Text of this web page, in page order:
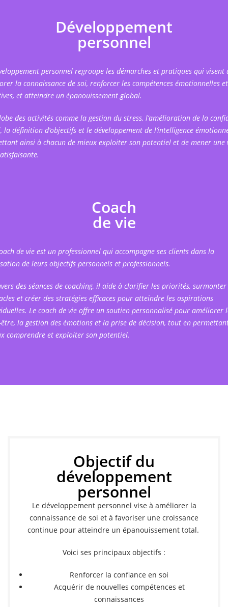
Développement
personnel
personnel regroupe les démarches et pratiques qui visent
la connaissance de soi, renforcer les compétences émotionnelles et
et atteindre un épanouissement global.
des activités comme la gestion du stress, l’amélioration de la
la définition d’objectifs et le développement de l’intelligence
ainsi à chacun de mieux exploiter son potentiel et de mener une
Coach
de vie
de vie est un professionnel qui accompagne ses clients dans la
de leurs objectifs personnels et professionnels.
des séances de coaching, il aide à clarifier les priorités, surmonter
et créer des stratégies efficaces pour atteindre les aspirations
Le coach de vie offre un soutien personnalisé pour améliorer
la gestion des émotions et la prise de décision, tout en
comprendre et exploiter son potentiel.
Objectif du
développement
personnel
Le développement personnel vise à améliorer la
connaissance de soi et à favoriser une croissance
continue pour atteindre un épanouissement total.
Voici ses principaux objectifs :
Renforcer la confiance en soi
Acquérir de nouvelles compétences et
connaissances